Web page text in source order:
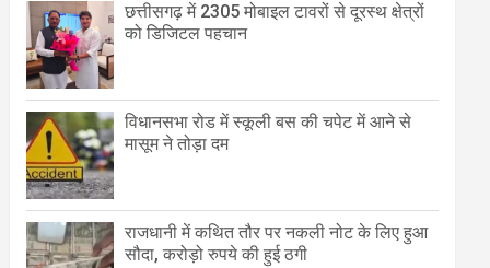
छत्तीसगढ़ में 2305 मोबाइल टावरों से दूरस्थ क्षेत्रों
को डिजिटल पहचान
विधानसभा रोड में स्कूली बस की चपेट में आने से
मासूम ने तोड़ा दम
राजधानी में कथित तौर पर नकली नोट के लिए हुआ
सौदा, करोड़ो रुपये की हुई ठगी